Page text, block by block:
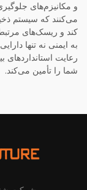
و مکانیزم‌های
می‌کنند که سیستم
کند و ریسک‌های
به ایمنی نه تنها
رعایت استانداردهای
شما را تأمین می‌کند.